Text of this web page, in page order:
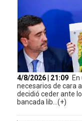
4/8/2026 | 21:09
necesarios de cara
decidió ceder ante
bancada lib...(+)